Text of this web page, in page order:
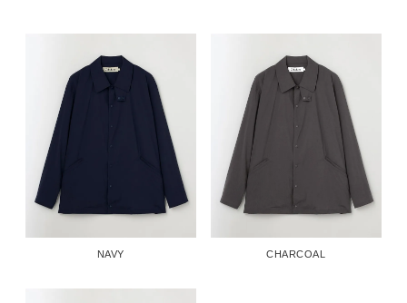
NAVY CHARCOAL